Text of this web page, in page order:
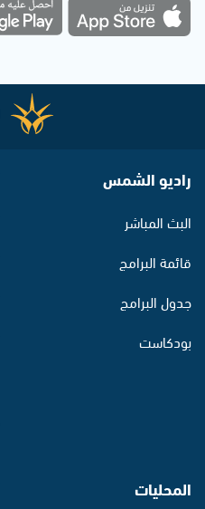
راديو الشمس
البث المباشر
قائمة البرامج
جدول البرامج
بودكاست
المحليات